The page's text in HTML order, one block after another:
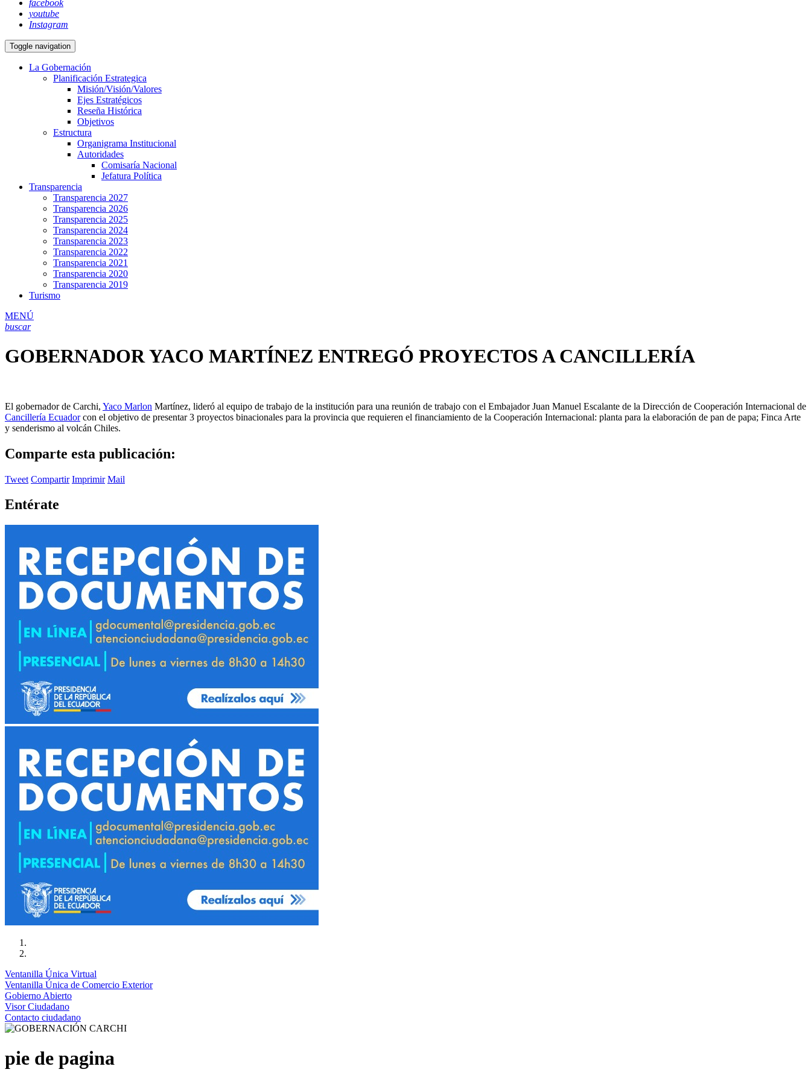
facebook
youtube
Instagram
Toggle navigation
La Gobernación
Planificación Estrategica
Misión/Visión/Valores
Ejes Estratégicos
Reseña Histórica
Objetivos
Estructura
Organigrama Institucional
Autoridades
Comisaría Nacional
Jefatura Política
Transparencia
Transparencia 2027
Transparencia 2026
Transparencia 2025
Transparencia 2024
Transparencia 2023
Transparencia 2022
Transparencia 2021
Transparencia 2020
Transparencia 2019
Turismo
MENÚ
buscar
GOBERNADOR YACO MARTÍNEZ ENTREGÓ PROYECTOS A CANCILLERÍA
El gobernador de Carchi, Yaco Marlon Martínez, lideró al equipo de trabajo de la institución para una reunión de trabajo con el Embajador Juan Manuel Escalante de la Dirección de Cooperación Internacional de
Cancillería Ecuadorcon el objetivo de presentar 3 proyectos binacionales para la provincia que requieren el financiamiento de la Cooperación Internacional: planta para la elaboración de pan de papa; Finca Arte
y senderismo al volcán Chiles.
Comparte esta publicación:
Tweet Compartir Imprimir Mail
Entérate
Ventanilla Única Virtual
Ventanilla Única de Comercio Exterior
Gobierno Abierto
Visor Ciudadano
Contacto ciudadano
pie de pagina